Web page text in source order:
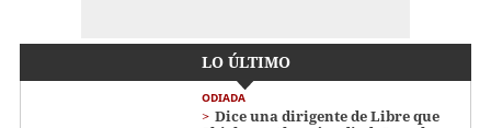
LO ÚLTIMO
ODIADA
Dice una dirigente de Libre que